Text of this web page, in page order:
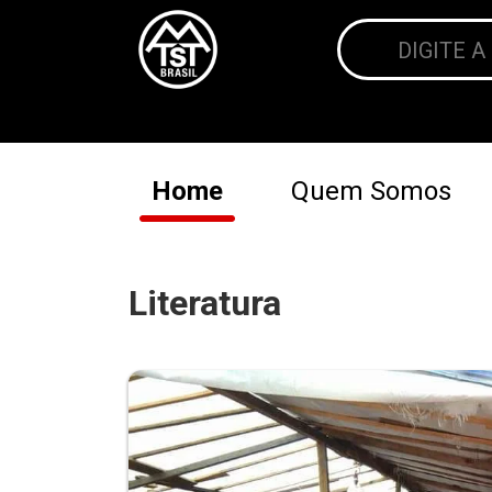
Home Quem Somos
Literatura